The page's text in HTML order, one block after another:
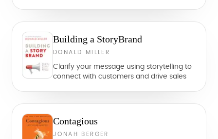
Building a StoryBrand
DONALD MILLER
Clarify your message using storytelling to
connect with customers and drive sales
Contagious
JONAH BERGER